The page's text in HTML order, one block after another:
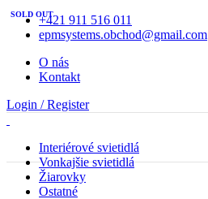
+421 911 516 011
epmsystems.obchod@gmail.com
O nás
Kontakt
Login / Register
Interiérové svietidlá
Vonkajšie svietidlá
Žiarovky
Ostatné
SOLD OUT